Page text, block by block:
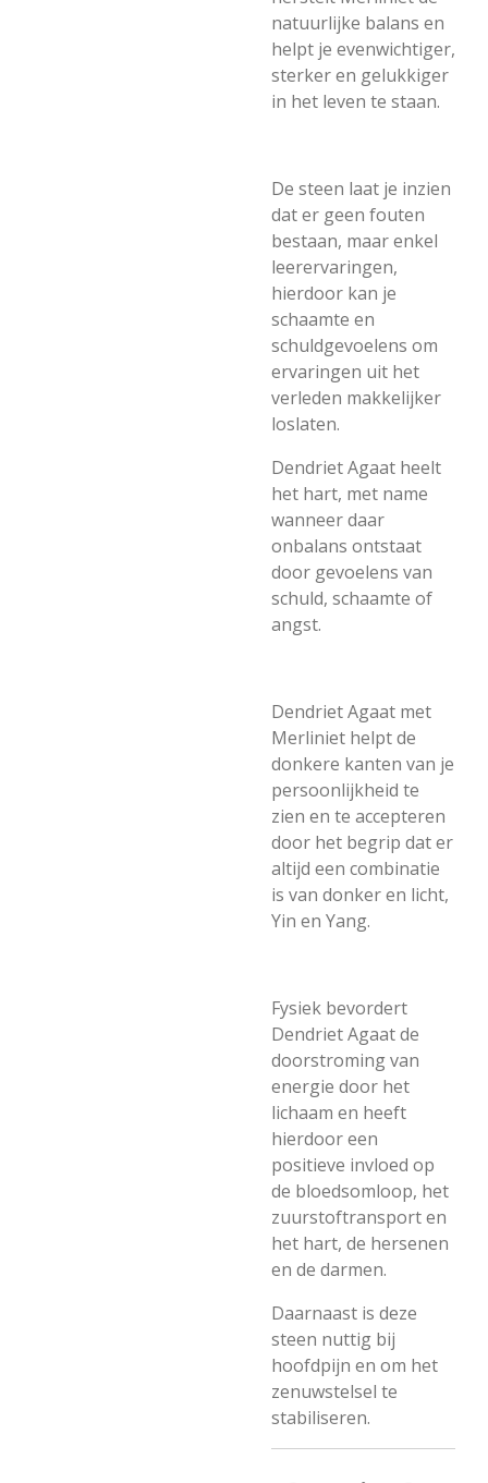
natuurlijke balans en
helpt je evenwichtiger,
sterker en gelukkiger
in het leven te staan.
De steen laat je inzien
dat er geen fouten
bestaan, maar enkel
leerervaringen,
hierdoor kan je
schaamte en
schuldgevoelens om
ervaringen uit het
verleden makkelijker
loslaten.
Dendriet Agaat heelt
het hart, met name
wanneer daar
onbalans ontstaat
door gevoelens van
schuld, schaamte of
angst.
Dendriet Agaat met
Merliniet helpt de
donkere kanten van je
persoonlijkheid te
zien en te accepteren
door het begrip dat er
altijd een combinatie
is van donker en licht,
Yin en Yang.
Fysiek bevordert
Dendriet Agaat de
doorstroming van
energie door het
lichaam en heeft
hierdoor een
positieve invloed op
de bloedsomloop, het
zuurstoftransport en
het hart, de hersenen
en de darmen.
Daarnaast is deze
steen nuttig bij
hoofdpijn en om het
zenuwstelsel te
stabiliseren.